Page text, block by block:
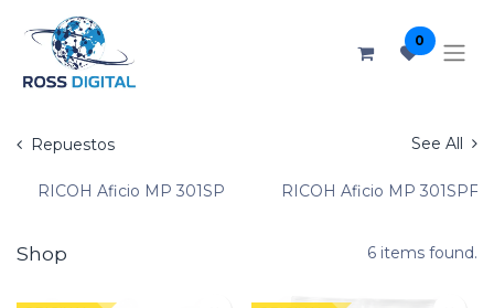
0
Repuestos See All
RICOH Aficio MP 301SP RICOH Aficio MP 301SPF
Shop 6 items found.